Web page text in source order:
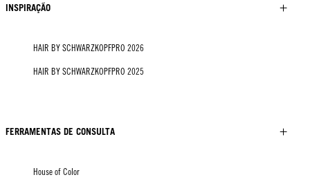
INSPIRAÇÃO
HAIR BY SCHWARZKOPFPRO 2026
HAIR BY SCHWARZKOPFPRO 2025
FERRAMENTAS DE CONSULTA
House of Color